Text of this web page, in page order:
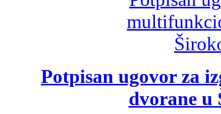
Potpisan ugovor za
dvorane u